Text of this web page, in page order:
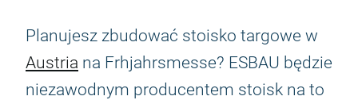
Planujesz zbudować stoisko targowe w
Austria na Frhjahrsmesse? ESBAU będzie
niezawodnym producentem stoisk na to